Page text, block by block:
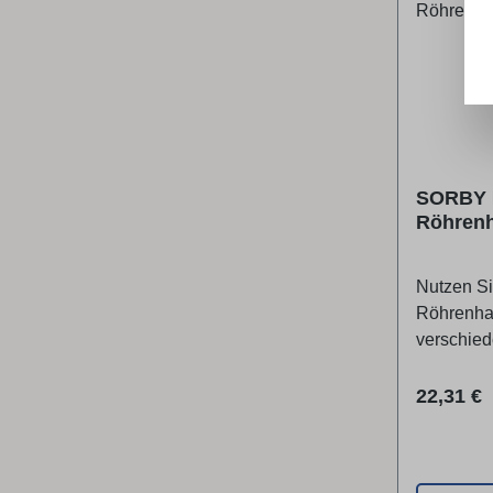
SORBY
Nutzen
22,31 €